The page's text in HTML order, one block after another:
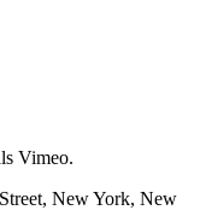
Vimeo.
New York, New